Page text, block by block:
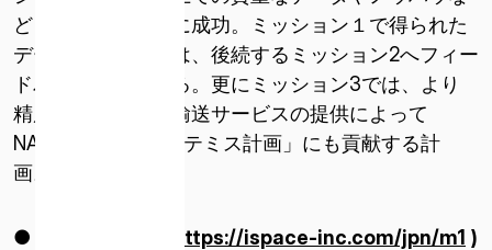
どを獲得することに成功。ミッション１で得られた
データやノウハウは、後続するミッション2へフィー
ドバックされている。更にミッション3では、より
精度を高めた月面輸送サービスの提供によって
NASAが行う「アルテミス計画」にも貢献する計
画。
● HAKUTO-R ( https://ispace-inc.com/jpn/m1 )